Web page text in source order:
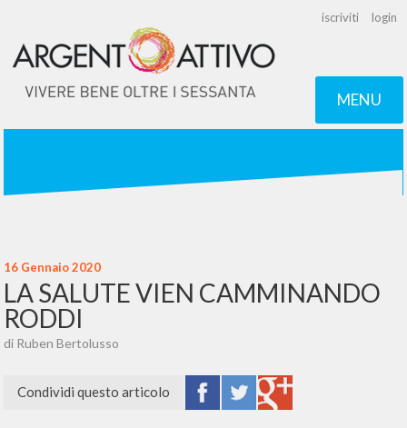
iscriviti login
MENU
16 Gennaio 2020
LA SALUTE VIEN CAMMINANDO
RODDI
di Ruben Bertolusso
Condividi questo articolo